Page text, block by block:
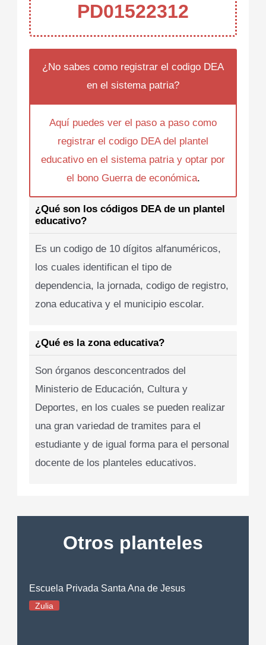
PD01522312
¿No sabes como registrar el codigo DEA
en el sistema patria?
Aquí puedes ver el paso a paso como
registrar el codigo DEA del plantel
educativo en el sistema patria y optar por
el bono Guerra de económica.
¿Qué son los códigos DEA de un plantel
educativo?
Es un codigo de 10 dígitos alfanuméricos,
los cuales identifican el tipo de
dependencia, la jornada, codigo de registro,
zona educativa y el municipio escolar.
¿Qué es la zona educativa?
Son órganos desconcentrados del
Ministerio de Educación, Cultura y
Deportes, en los cuales se pueden realizar
una gran variedad de tramites para el
estudiante y de igual forma para el personal
docente de los planteles educativos.
Otros planteles
Escuela Privada Santa Ana de Jesus
Zulia